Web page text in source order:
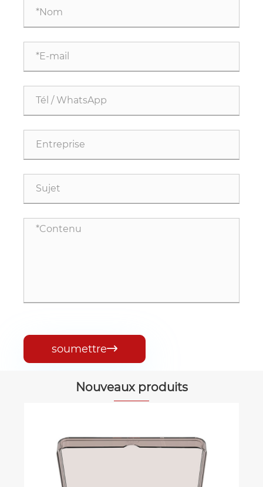
soumettre
Nouveaux produits
Radio CD et lecteur
Voir plus >>